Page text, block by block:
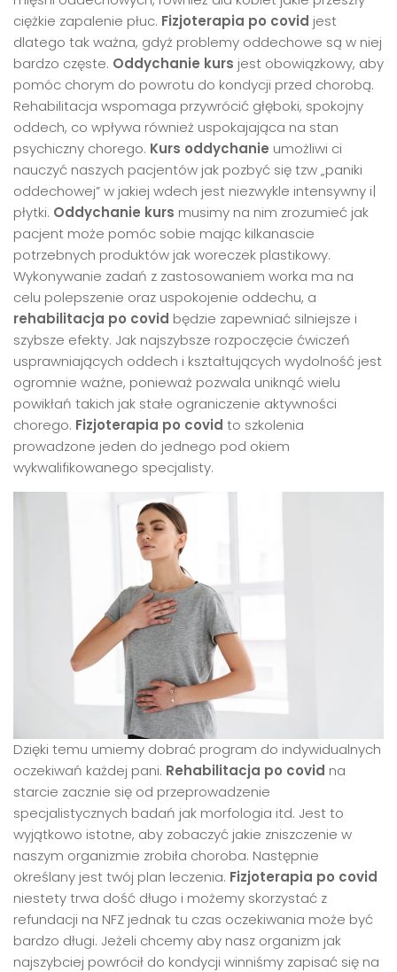
ciężkie zapalenie płuc. Fizjoterapia po covid jest
dlatego tak ważna, gdyż problemy oddechowe są w niej
bardzo częste. Oddychanie kurs jest obowiązkowy, aby
pomóc chorym do powrotu do kondycji przed chorobą.
Rehabilitacja wspomaga przywrócić głęboki, spokojny
oddech, co wpływa również uspokajająca na stan
psychiczny chorego. Kurs oddychanie umożliwi ci
nauczyć naszych pacjentów jak pozbyć się tzw „paniki
oddechowej” w jakiej wdech jest niezwykle intensywny i|
płytki. Oddychanie kurs musimy na nim zrozumieć jak
pacjent może pomóc sobie mając kilkanascie
potrzebnych produktów jak woreczek plastikowy.
Wykonywanie zadań z zastosowaniem worka ma na
celu polepszenie oraz uspokojenie oddechu, a
rehabilitacja po covid będzie zapewniać silniejsze i
szybsze efekty. Jak najszybsze rozpoczęcie ćwiczeń
usprawniających oddech i kształtujących wydolność jest
ogromnie ważne, ponieważ pozwala uniknąć wielu
powikłań takich jak stałe ograniczenie aktywności
chorego. Fizjoterapia po covid to szkolenia
prowadzone jeden do jednego pod okiem
wykwalifikowanego specjalisty.
Dzięki temu umiemy dobrać program do indywidualnych
oczekiwań każdej pani. Rehabilitacja po covid na
starcie zacznie się od przeprowadzenie
specjalistycznych badań jak morfologia itd. Jest to
wyjątkowo istotne, aby zobaczyć jakie zniszczenie w
naszym organizmie zrobiła choroba. Następnie
określany jest twój plan leczenia. Fizjoterapia po covid
niestety trwa dość długo i możemy skorzystać z
refundacji na NFZ jednak tu czas oczekiwania może być
bardzo długi. Jeżeli chcemy aby nasz organizm jak
najszybciej powrócił do kondycji winniśmy zapisać się na